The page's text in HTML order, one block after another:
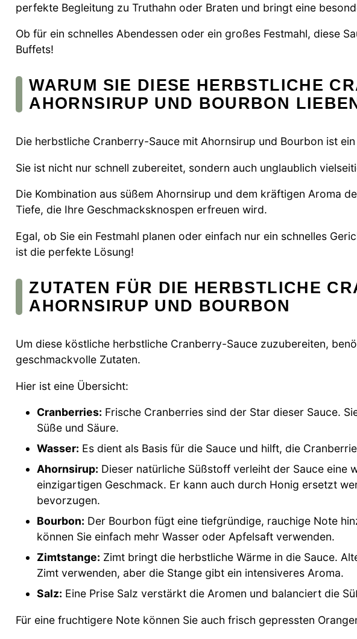
perfekte Begleitung zu Truthahn oder Braten und bringt eine
Ob für ein schnelles Abendessen oder ein großes Festmahl, diese
Buffets!
WARUM SIE DIESE HERBSTLICHE
AHORNSIRUP UND BOURBON
Die herbstliche Cranberry-Sauce mit Ahornsirup und Bourbon ist
Sie ist nicht nur schnell zubereitet, sondern auch unglaublich
Die Kombination aus süßem Ahornsirup und dem kräftigen Aroma
Tiefe, die Ihre Geschmacksknospen erfreuen wird.
Egal, ob Sie ein Festmahl planen oder einfach nur ein schnelles
ist die perfekte Lösung!
ZUTATEN FÜR DIE HERBSTLICHE
AHORNSIRUP UND BOURBON
Um diese köstliche herbstliche Cranberry-Sauce zuzubereiten,
geschmackvolle Zutaten.
Hier ist eine Übersicht:
Cranberries: Frische Cranberries sind der Star dieser Sauce.
Süße und Säure.
Wasser: Es dient als Basis für die Sauce und hilft, die
Ahornsirup: Dieser natürliche Süßstoff verleiht der Sauce eine
einzigartigen Geschmack. Er kann auch durch Honig ersetzt
bevorzugen.
Bourbon: Der Bourbon fügt eine tiefgründige, rauchige Note
können Sie einfach mehr Wasser oder Apfelsaft verwenden.
Zimtstange: Zimt bringt die herbstliche Wärme in die Sauce.
Zimt verwenden, aber die Stange gibt ein intensiveres Aroma.
Salz: Eine Prise Salz verstärkt die Aromen und balanciert die
Für eine fruchtigere Note können Sie auch frisch gepressten